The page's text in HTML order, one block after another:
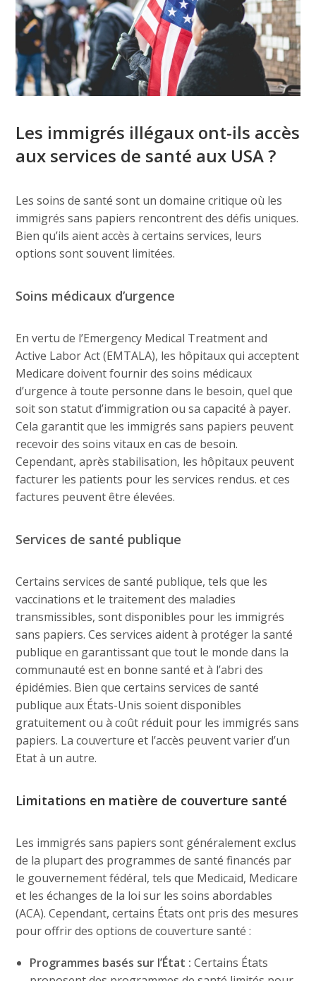
Les immigrés illégaux ont-ils accès
aux services de santé aux USA ?
Les soins de santé sont un domaine critique où les
immigrés sans papiers rencontrent des défis uniques.
Bien qu’ils aient accès à certains services, leurs
options sont souvent limitées.
Soins médicaux d’urgence
En vertu de l’Emergency Medical Treatment and
Active Labor Act (EMTALA), les hôpitaux qui acceptent
Medicare doivent fournir des soins médicaux
d’urgence à toute personne dans le besoin, quel que
soit son statut d’immigration ou sa capacité à payer.
Cela garantit que les immigrés sans papiers peuvent
recevoir des soins vitaux en cas de besoin.
Cependant, après stabilisation, les hôpitaux peuvent
facturer les patients pour les services rendus. et ces
factures peuvent être élevées.
Services de santé publique
Certains services de santé publique, tels que les
vaccinations et le traitement des maladies
transmissibles, sont disponibles pour les immigrés
sans papiers. Ces services aident à protéger la santé
publique en garantissant que tout le monde dans la
communauté est en bonne santé et à l’abri des
épidémies. Bien que certains services de santé
publique aux États-Unis soient disponibles
gratuitement ou à coût réduit pour les immigrés sans
papiers. La couverture et l’accès peuvent varier d’un
Etat à un autre.
Limitations en matière de couverture santé
Les immigrés sans papiers sont généralement exclus
de la plupart des programmes de santé financés par
le gouvernement fédéral, tels que Medicaid, Medicare
et les échanges de la loi sur les soins abordables
(ACA). Cependant, certains États ont pris des mesures
pour offrir des options de couverture santé :
Programmes basés sur l’État : Certains États